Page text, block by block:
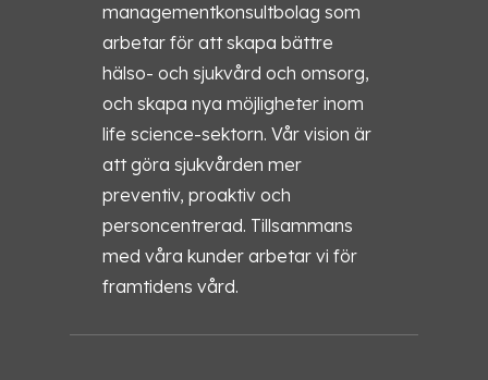
managementkonsultbolag som
arbetar för att skapa bättre
hälso- och sjukvård och omsorg,
och skapa nya möjligheter inom
life science-sektorn. Vår vision är
att göra sjukvården mer
preventiv, proaktiv och
personcentrerad. Tillsammans
med våra kunder arbetar vi för
framtidens vård.